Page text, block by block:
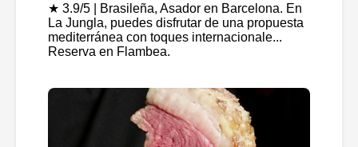
★ 3.9/5 | Brasileña, Asador en Barcelona. En
La Jungla, puedes disfrutar de una propuesta
mediterránea con toques internacionale...
Reserva en Flambea.